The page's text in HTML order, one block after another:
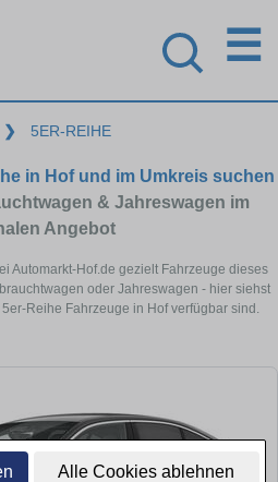
Alle Cookies ablehnen
☰
❯ 5ER-REIHE
in Hof und im Umkreis suchen
& Jahreswagen im
Angebot
Automarkt-Hof.de gezielt Fahrzeuge dieses
oder Jahreswagen - hier siehst
Reihe Fahrzeuge in Hof verfügbar sind.